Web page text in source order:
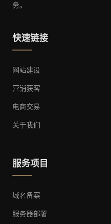
务。
快速链接
网站建设
营销获客
电商交易
关于我们
服务项目
域名备案
服务器部署